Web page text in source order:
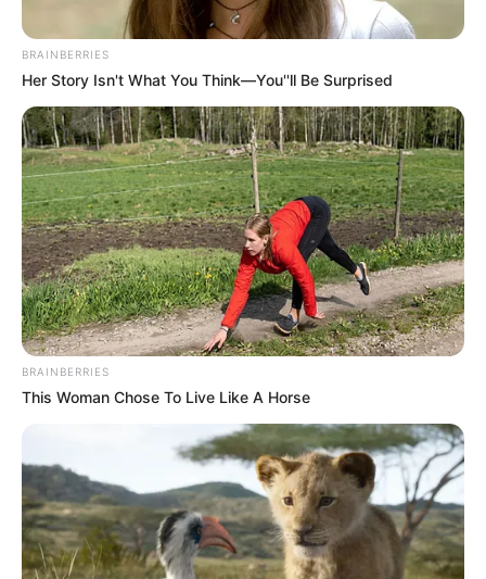
BRAINBERRIES
Her Story Isn't What You Think—You''ll Be Surprised
BRAINBERRIES
This Woman Chose To Live Like A Horse